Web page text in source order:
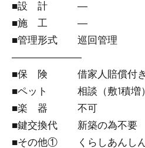
■設 計 ―
■施 工 ―
■管理形式 巡回管理
―――――――
■保 険 借家人賠償付き
■ペット 相談（敷1積増）
■楽 器 不可
■鍵交換代 新築の為不要
■その他① くらしあんしん